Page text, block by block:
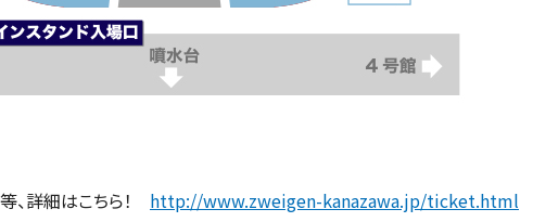
、詳細はこちら！ http://www.zweigen-kanazawa.jp/ticket.html